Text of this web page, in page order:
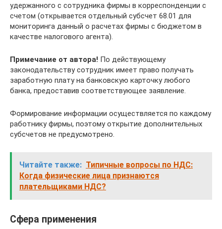
удержанного с сотрудника фирмы в корреспонденции с
счетом (открывается отдельный субсчет 68.01 для
мониторинга данный о расчетах фирмы с бюджетом в
качестве налогового агента).
Примечание от автора! По действующему
законодательству сотрудник имеет право получать
заработную плату на банковскую карточку любого
банка, предоставив соответствующее заявление.
Формирование информации осуществляется по каждому
работнику фирмы, поэтому открытие дополнительных
субсчетов не предусмотрено.
Читайте также: Типичные вопросы по НДС:
Когда физические лица признаются
плательщиками НДС?
Сфера применения